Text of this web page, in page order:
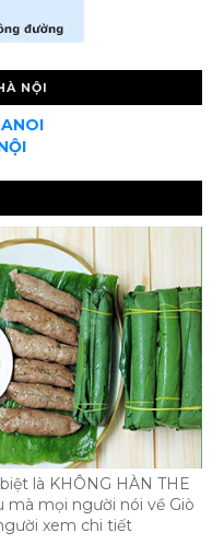
NỘI
là KHÔNG HÀN THE
mà mọi người nói về Giò
xem chi tiết